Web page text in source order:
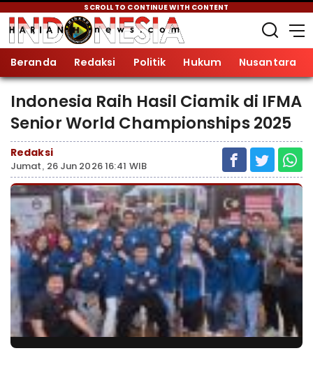
SCROLL TO CONTINUE WITH CONTENT
Beranda Redaksi Politik Hukum Nusantara
Indonesia Raih Hasil Ciamik di IFMA
Senior World Championships 2025
Redaksi
Jumat, 26 Jun 2026 16:41 WIB